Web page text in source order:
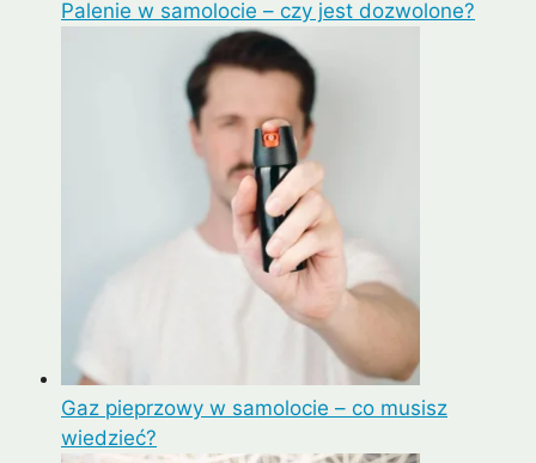
Palenie w samolocie – czy jest dozwolone?
Gaz pieprzowy w samolocie – co musisz
wiedzieć?